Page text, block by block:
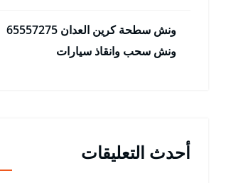
ونش سطحة كرين العدان 65557275
ونش سحب وانقاذ سيارات
أحدث التعليقات